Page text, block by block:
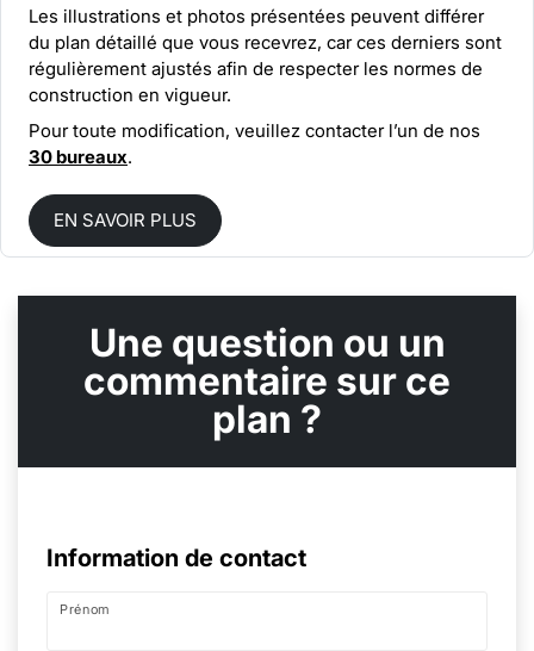
Les illustrations et photos présentées peuvent différer
du plan détaillé que vous recevrez, car ces derniers sont
régulièrement ajustés afin de respecter les normes de
construction en vigueur.
Pour toute modification, veuillez contacter l’un de nos
30 bureaux.
EN SAVOIR PLUS
Une question ou un
commentaire sur ce
plan ?
Information de contact
Prénom